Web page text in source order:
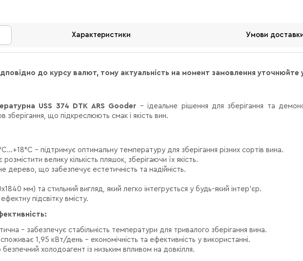
Характеристики Умови
до курсу валют, тому актуальність на момент замовлення
USS 374 DTK ARS Gooder – ідеальне рішення для зберігання та
зберігання, що підкреслюють смак і якість вин.
– підтримує оптимальну температуру для зберігання різних сортів вина.
велику кількість пляшок, зберігаючи їх якість.
дерево, що забезпечує естетичність та надійність.
мм) та стильний вигляд, який легко інтегрується у будь-який інтер’єр.
підсвітку вмісту.
– забезпечує стабільність температури для тривалого зберігання вина.
1,95 кВт/день – економічність та ефективність у використанні.
безпечний холодоагент із низьким впливом на довкілля.